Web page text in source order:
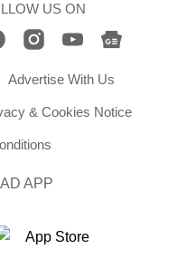
US ON
Advertise With Us
& Cookies Notice
APP